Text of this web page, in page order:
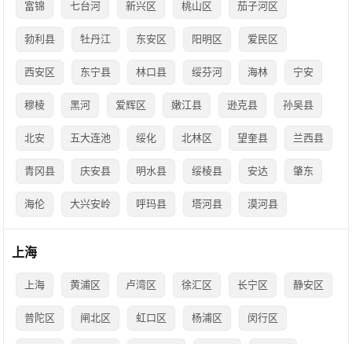
富锦 七台河 新兴区 桃山区 茄子河区
勃利县 牡丹江 东安区 阳明区 爱民区
西安区 东宁县 林口县 绥芬河 海林 宁安
穆棱 黑河 爱辉区 嫩江县 逊克县 孙吴县
北安 五大连池 绥化 北林区 望奎县 兰西县
青冈县 庆安县 明水县 绥棱县 安达 肇东
海伦 大兴安岭 呼玛县 塔河县 漠河县
上海
上海 黄浦区 卢湾区 徐汇区 长宁区 静安区
普陀区 闸北区 虹口区 杨浦区 闵行区